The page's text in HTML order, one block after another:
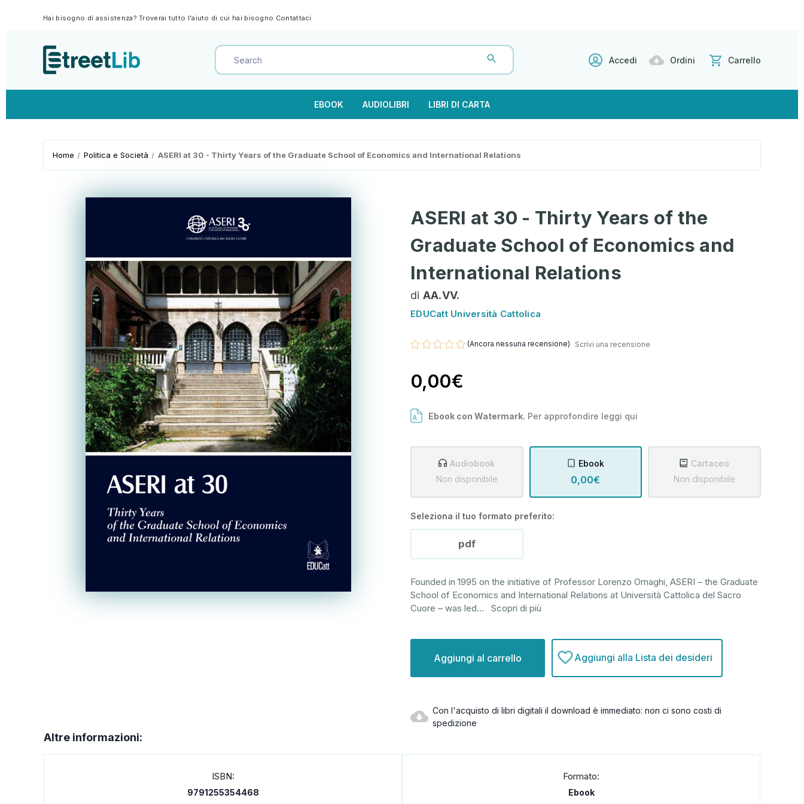
Hai bisogno di assistenza? Troverai tutto l'aiuto di cui hai bisogno Contattaci
Accedi Ordini Carrello
EBOOK AUDIOLIBRI LIBRI DI CARTA
Home Politica e Società ASERI at 30 - Thirty Years of the Graduate School of Economics and International Relations
ASERI at 30 - Thirty Years of the
Graduate School of Economics and
International Relations
di AA.VV.
EDUCatt Università Cattolica
(Ancora nessuna recensione) Scrivi una recensione
0,00€
Ebook con Watermark. Per approfondire leggi qui
Audiobook
Non disponibile
Ebook
0,00€
Cartaceo
Non disponibile
Seleziona il tuo formato preferito:
pdf
Founded in 1995 on the initiative of Professor Lorenzo Ornaghi, ASERI – the Graduate
School of Economics and International Relations at Università Cattolica del Sacro
Cuore – was led... Scopri di più
attuale:
Aggiungi alla Lista dei desideri
Con l'acquisto di libri digitali il download è immediato: non ci sono costi di
spedizione
Altre informazioni:
ISBN:
9791255354468
Formato:
Ebook